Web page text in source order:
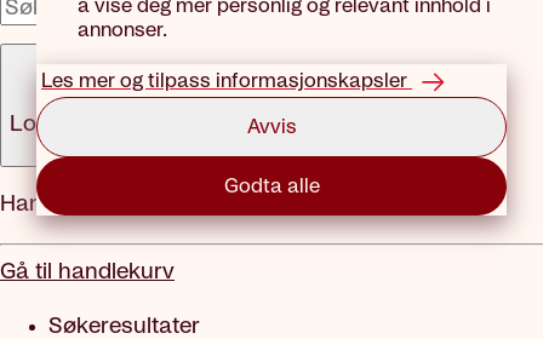
å vise deg mer personlig og relevant innhold i
annonser.
Les mer og tilpass informasjonskapsler
Avvis
Godta alle
x
Logg inn
Meny
Handlekurv
Gå til handlekurv
Søkeresultater